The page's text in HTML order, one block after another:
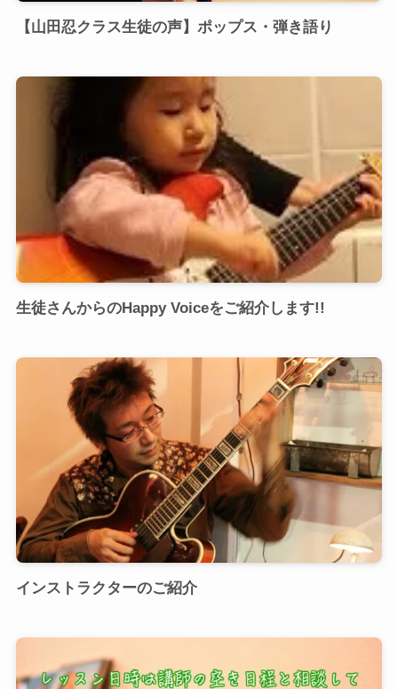
【山田忍クラス生徒の声】ポップス・弾き語り
生徒さんからのHappy Voiceをご紹介します!!
インストラクターのご紹介